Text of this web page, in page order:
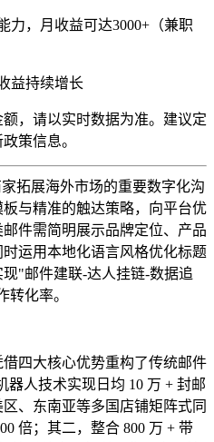
力，月收益可达3000+（兼职
益持续增长
，请以实时数据为准。建议定
策信息。
拓展海外市场的重要数字化沟
与精准的触达策略，向平台优
件需简明展示品牌定位、产品
运用本地化语言风格优化标题
"邮件建联-达人挂链-数据追
转化率。
四大核心优势重构了传统邮件
器人技术实现日均 10 万 + 封邮
、东南亚等多国店铺矩阵式同
倍；其二，整合 800 万 + 带